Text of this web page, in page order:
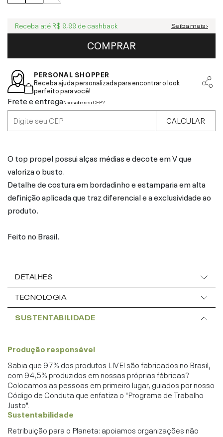
Receba até R$ 9,99 de cashback Saiba mais ›
COMPRAR
PERSONAL SHOPPER
Receba ajuda personalizada para encontrar o look
perfeito para você!
Frete e entregaNão sabe seu CEP?
CALCULAR
O top propel possui alças médias e decote em V que
valoriza o busto.
Detalhe de costura em bordadinho e estamparia em alta
definição aplicada que traz diferencial e a exclusividade ao
produto.
Feito no Brasil.
DETALHES
TECNOLOGIA
SUSTENTABILIDADE
Produção responsável
Sabia que 97% dos produtos LIVE! são fabricados no Brasil,
com 94,5% produzidos em nossas próprias fábricas?
Colocamos as pessoas em primeiro lugar, guiados por nosso
Código de Conduta que enfatiza o "Programa de Trabalho
Justo".
Sustentabilidade
Retribuição para o Planeta: apoiamos organizações não